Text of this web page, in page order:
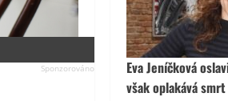
Eva Jeníčková
však oplakává